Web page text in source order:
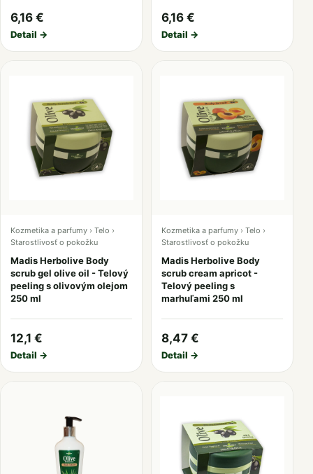
6,16 €
Detail →
6,16 €
Detail →
Kozmetika a parfumy › Telo ›
Starostlivosť o pokožku
Madis Herbolive Body
scrub gel olive oil - Telový
peeling s olivovým olejom
250 ml
12,1 €
Detail →
Kozmetika a parfumy › Telo ›
Starostlivosť o pokožku
Madis Herbolive Body
scrub cream apricot -
Telový peeling s
marhuľami 250 ml
8,47 €
Detail →